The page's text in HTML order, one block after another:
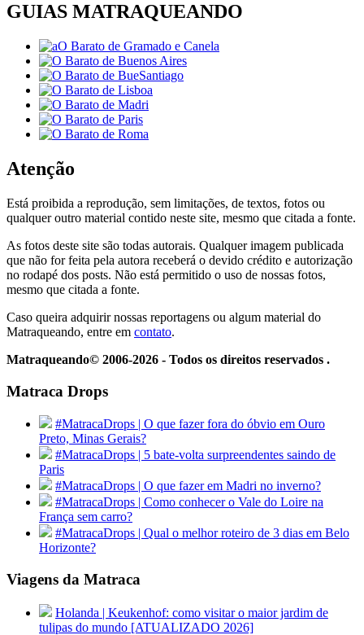
GUIAS MATRAQUEANDO
Atenção
Está proibida a reprodução, sem limitações, de textos, fotos ou
qualquer outro material contido neste site, mesmo que citada a fonte.
As fotos deste site são todas autorais. Qualquer imagem publicada
que não for feita pela autora receberá o devido crédito e autorização
no rodapé dos posts. Não está permitido o uso de nossas fotos,
mesmo que citada a fonte.
Caso queira adquirir nossas reportagens ou algum material do
Matraqueando, entre em contato.
Matraqueando© 2006-2026 - Todos os direitos reservados .
Matraca Drops
#MatracaDrops | O que fazer fora do óbvio em Ouro
Preto, Minas Gerais?
#MatracaDrops | 5 bate-volta surpreendentes saindo de
Paris
#MatracaDrops | O que fazer em Madri no inverno?
#MatracaDrops | Como conhecer o Vale do Loire na
França sem carro?
#MatracaDrops | Qual o melhor roteiro de 3 dias em Belo
Horizonte?
Viagens da Matraca
Holanda | Keukenhof: como visitar o maior jardim de
tulipas do mundo [ATUALIZADO 2026]